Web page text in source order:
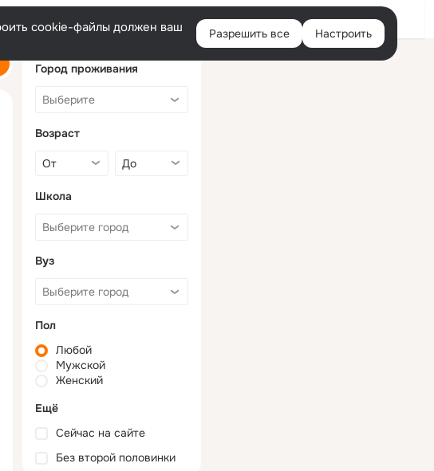
Войти
cookie-файлы должен ваш
Разрешить все Настроить
Город проживания
Возраст
Школа
Вуз
Пол
Любой
Мужской
Женский
Ещё
Сейчас на сайте
Без второй половинки